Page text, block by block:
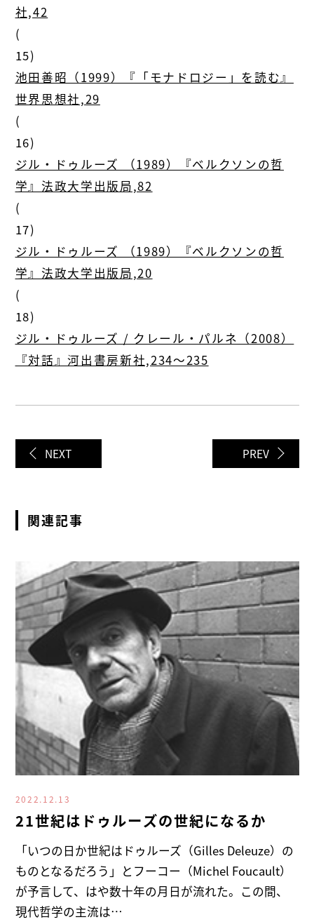
社,42
(
15)
池田善昭（1999）『「モナドロジー」を読む』
世界思想社,29
(
16)
ジル・ドゥルーズ （1989）『ベルクソンの哲
学』法政大学出版局,82
(
17)
ジル・ドゥルーズ （1989）『ベルクソンの哲
学』法政大学出版局,20
(
18)
ジル・ドゥルーズ / クレール・パルネ（2008）
『対話』河出書房新社,234〜235
NEXT PREV
関連記事
2022.12.13
21世紀はドゥルーズの世紀になるか
「いつの日か世紀はドゥルーズ（Gilles Deleuze）の
ものとなるだろう」とフーコー（Michel Foucault）
が予言して、はや数十年の月日が流れた。この間、
現代哲学の主流は…